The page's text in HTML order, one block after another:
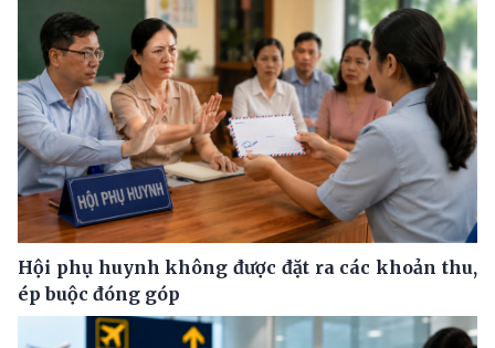
Hội phụ huynh không được đặt ra các khoản thu,
ép buộc đóng góp